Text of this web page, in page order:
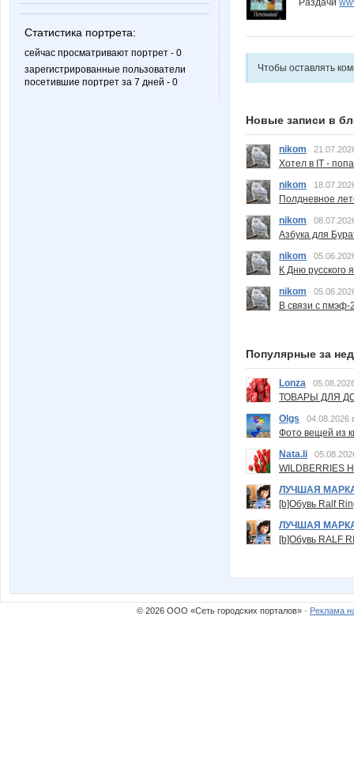
Статистика портрета:
сейчас просматривают портрет - 0
зарегистрированные пользователи
посетившие портрет за 7 дней - 0
Чтобы оставлять
Новые записи в
nikom
Хотел в IT -
nikom
Полдневное
nikom
Азбука для
nikom
К Дню русского
nikom
В связи с пмэф-
Популярные за
Lonza
ТОВАРЫ ДЛЯ
Olgs
04.08.2026
Фото вещей из
Nata.li
ЛУЧШАЯ
[b]Обувь Ralf
ЛУЧШАЯ
[b]Обувь RALF
© 2026 ООО «Сеть городских порталов» · Реклама